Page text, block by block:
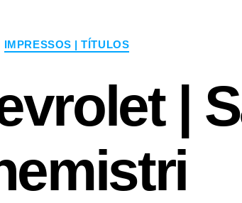
Categorias
IMPRESSOS | TÍTULOS
|